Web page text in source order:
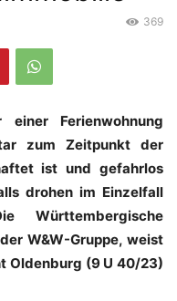
369
einer Ferienwohnung
zum Zeitpunkt der
ist und gefahrlos
drohen im Einzelfall
Württembergische
W&W-Gruppe, weist
Oldenburg (9 U 40/23)